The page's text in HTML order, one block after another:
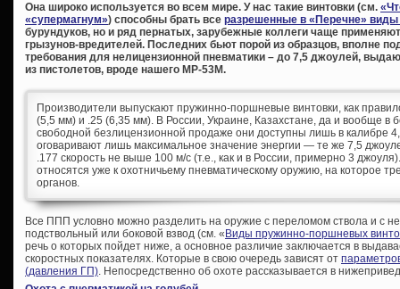
Она широко используется во всем мире. У нас такие винтовки (см.
«супермагнум») способны брать все разрешенные в «Перечне» виды
бурундуков, но и ряд пернатых, зарубежные коллеги чаще
грызунов-вредителей. Последних бьют порой из образцов, вполне
требования для нелицензионной пневматики – до 7,5 джоулей,
из пистолетов, вроде нашего МР-53М.
Производители выпускают пружинно-поршневые винтовки, как
(5,5 мм) и .25 (6,35 мм). В России, Украине, Казахстане, да и вообще в
свободной безлицензионной продаже они доступны лишь в калибре
оговаривают лишь максимальное значение энергии — те же 7,5
.177 скорость не выше 100 м/с (т.е., как и в России, примерно 3
относятся уже к охотничьему пневматическому оружию, на которое
органов.
Все ППП условно можно разделить на оружие с переломом ствола и с
подствольный или боковой взвод (см. « Виды пружинно-поршневых
речь о которых пойдет ниже, а основное различие заключается в
скоростных показателях. Которые в свою очередь зависят от
(давления ГП). Непосредственно об охоте рассказывается в